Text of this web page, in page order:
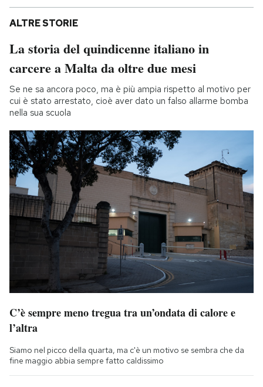
ALTRE STORIE
La storia del quindicenne italiano in
carcere a Malta da oltre due mesi
Se ne sa ancora poco, ma è più ampia rispetto al motivo per
cui è stato arrestato, cioè aver dato un falso allarme bomba
nella sua scuola
C’è sempre meno tregua tra un’ondata di calore e
l’altra
Siamo nel picco della quarta, ma c'è un motivo se sembra che da
fine maggio abbia sempre fatto caldissimo